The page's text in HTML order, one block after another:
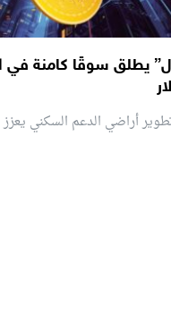
يطلق سوقًا كامنة في
أراضي الدعم السكني